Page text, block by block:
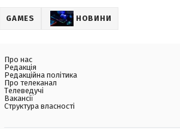
GAMES НОВИНИ
Про нас
Редакція
Редакційна політика
Про телеканал
Телеведучі
Вакансії
Структура власності